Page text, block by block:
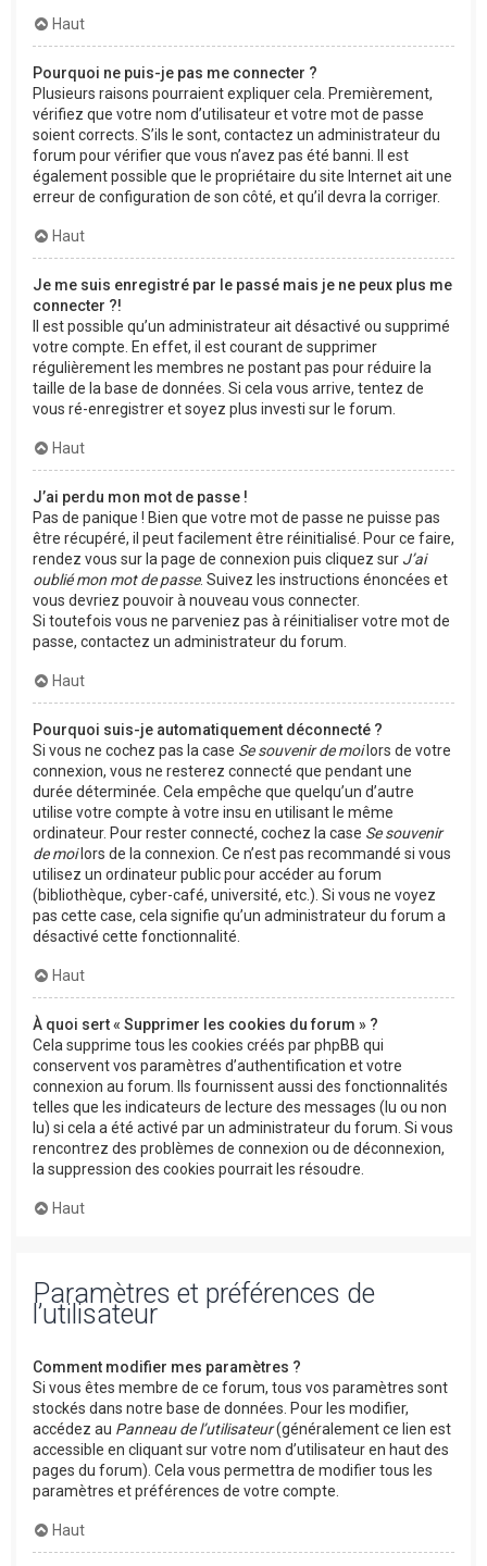
Haut
Pourquoi ne puis-je pas me connecter ?
Plusieurs raisons pourraient expliquer cela. Premièrement,
vérifiez que votre nom d’utilisateur et votre mot de passe
soient corrects. S’ils le sont, contactez un administrateur du
forum pour vérifier que vous n’avez pas été banni. Il est
également possible que le propriétaire du site Internet ait une
erreur de configuration de son côté, et qu’il devra la corriger.
Haut
Je me suis enregistré par le passé mais je ne peux plus me
connecter ?!
Il est possible qu’un administrateur ait désactivé ou supprimé
votre compte. En effet, il est courant de supprimer
régulièrement les membres ne postant pas pour réduire la
taille de la base de données. Si cela vous arrive, tentez de
vous ré-enregistrer et soyez plus investi sur le forum.
Haut
J’ai perdu mon mot de passe !
Pas de panique ! Bien que votre mot de passe ne puisse pas
être récupéré, il peut facilement être réinitialisé. Pour ce faire,
rendez vous sur la page de connexion puis cliquez sur J’ai
oublié mon mot de passe. Suivez les instructions énoncées et
vous devriez pouvoir à nouveau vous connecter.
Si toutefois vous ne parveniez pas à réinitialiser votre mot de
passe, contactez un administrateur du forum.
Haut
Pourquoi suis-je automatiquement déconnecté ?
Si vous ne cochez pas la case Se souvenir de moilors de votre
connexion, vous ne resterez connecté que pendant une
durée déterminée. Cela empêche que quelqu’un d’autre
utilise votre compte à votre insu en utilisant le même
ordinateur. Pour rester connecté, cochez la case Se souvenir
de moilors de la connexion. Ce n’est pas recommandé si vous
utilisez un ordinateur public pour accéder au forum
(bibliothèque, cyber-café, université, etc.). Si vous ne voyez
pas cette case, cela signifie qu’un administrateur du forum a
désactivé cette fonctionnalité.
Haut
À quoi sert « Supprimer les cookies du forum » ?
Cela supprime tous les cookies créés par phpBB qui
conservent vos paramètres d’authentification et votre
connexion au forum. Ils fournissent aussi des fonctionnalités
telles que les indicateurs de lecture des messages (lu ou non
lu) si cela a été activé par un administrateur du forum. Si vous
rencontrez des problèmes de connexion ou de déconnexion,
la suppression des cookies pourrait les résoudre.
Haut
Paramètres et préférences de
l’utilisateur
Comment modifier mes paramètres ?
Si vous êtes membre de ce forum, tous vos paramètres sont
stockés dans notre base de données. Pour les modifier,
accédez au Panneau de l’utilisateur(généralement ce lien est
accessible en cliquant sur votre nom d’utilisateur en haut des
pages du forum). Cela vous permettra de modifier tous les
paramètres et préférences de votre compte.
Haut